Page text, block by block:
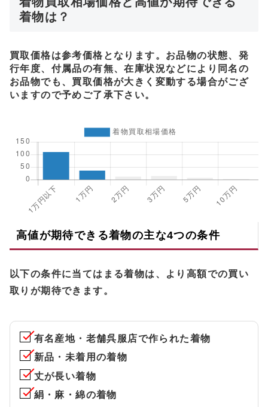
着物は？
買取価格は参考価格となります。お品物の状態、発
行年度、付属品の有無、在庫状況などにより同名の
お品物でも、買取価格が大きく変動する場合がござ
いますので予めご了承下さい。
高値が期待できる着物の主な4つの条件
以下の条件に当てはまる着物は、より高額での買い
取りが期待できます。
有名産地・老舗呉服店で作られた着物
新品・未着用の着物
丈が長い着物
絹・麻・綿の着物